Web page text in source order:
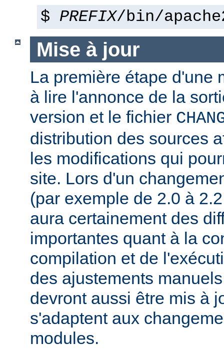
$ PREFIX/bin/
Mise à jour
La première étape d'une
à lire l'annonce de la
version et le fichier
distribution des sources
les modifications qui
site. Lors d'un
(par exemple de 2.0 à
aura certainement des
importantes quant à la
compilation et de
des ajustements
devront aussi être mis à
s'adaptent aux
modules.